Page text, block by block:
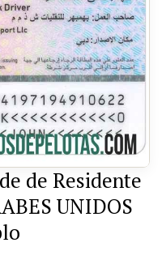
de Residente
UNIDOS